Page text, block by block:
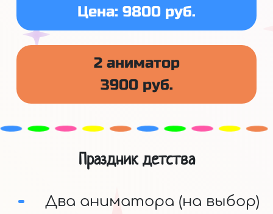
Цена: 9800 руб.
2 аниматор
3900 руб.
Праздник детства
Два аниматора (на выбор)